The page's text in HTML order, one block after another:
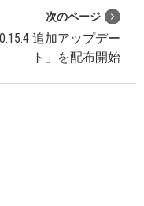
次のページ
追加アップデー
ト」を配布開始